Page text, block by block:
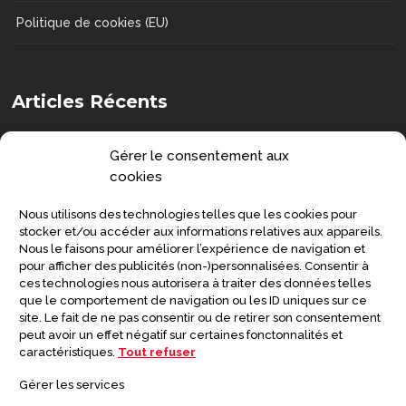
Gérer le consentement aux
cookies
Nous utilisons des technologies telles que les cookies pour
stocker et/ou accéder aux informations relatives aux appareils.
Nous le faisons pour améliorer l’expérience de navigation et
pour afficher des publicités (non-)personnalisées. Consentir à
ces technologies nous autorisera à traiter des données telles
que le comportement de navigation ou les ID uniques sur ce
site. Le fait de ne pas consentir ou de retirer son consentement
peut avoir un effet négatif sur certaines fonctonnalités et
caractéristiques. Tout refuser
Gérer les services
Politique de cookies (EU)
Articles Récents
Senior : prévenir la grippe et préserver
sa santé
SANTÉ
Symptômes de la maladie de
Creutzfeldt-Jakob